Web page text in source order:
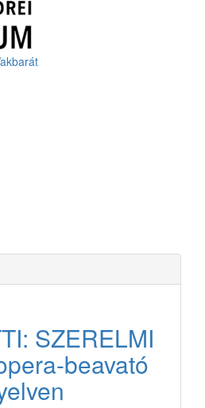
SZERELMI
beavató